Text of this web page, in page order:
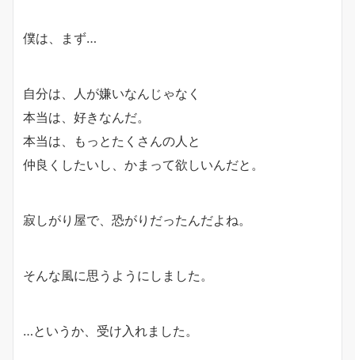
僕は、まず…
自分は、人が嫌いなんじゃなく
本当は、好きなんだ。
本当は、もっとたくさんの人と
仲良くしたいし、かまって欲しいんだと。
寂しがり屋で、恐がりだったんだよね。
そんな風に思うようにしました。
…というか、 受け入れました。